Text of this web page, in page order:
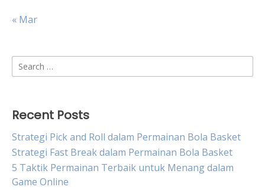
« Mar
Search
for:
Recent Posts
Strategi Pick and Roll dalam Permainan Bola Basket
Strategi Fast Break dalam Permainan Bola Basket
5 Taktik Permainan Terbaik untuk Menang dalam
Game Online